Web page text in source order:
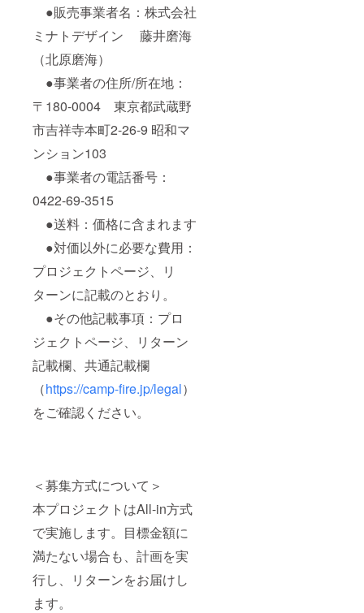
●販売事業者名：株式会社
ミナトデザイン 藤井磨海
（北原磨海）
●事業者の住所/所在地：
〒180-0004 東京都武蔵野
市吉祥寺本町2-26-9 昭和マ
ンション103
●事業者の電話番号：
0422-69-3515
●送料：価格に含まれます
●対価以外に必要な費用：
プロジェクトページ、リ
ターンに記載のとおり。
●その他記載事項：プロ
ジェクトページ、リターン
記載欄、共通記載欄
（https://camp-fire.jp/legal）
をご確認ください。
＜募集方式について＞
本プロジェクトはAll-in方式
で実施します。目標金額に
満たない場合も、計画を実
行し、リターンをお届けし
ます。